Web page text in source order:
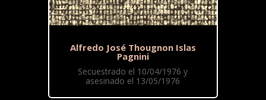
Alfredo José Thougnon Islas
Pagnini
Secuestrado el 10/04/1976 y
asesinado el 13/05/1976